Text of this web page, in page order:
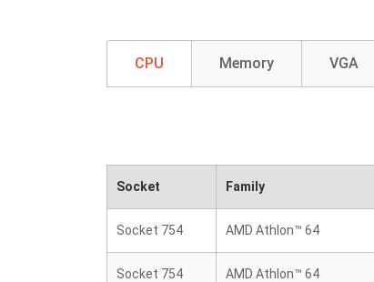
CPU Memory VGA
Socket Family
Socket 754 AMD Athlon™ 64
Socket 754 AMD Athlon™ 64